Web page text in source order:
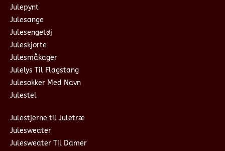
Julepynt
Julesange
Julesengetøj
Juleskjorte
Julesmåkager
Julelys Til Flagstang
Julesokker Med Navn
Julestel
Julestjerne til Juletræ
Julesweater
Julesweater Til Damer